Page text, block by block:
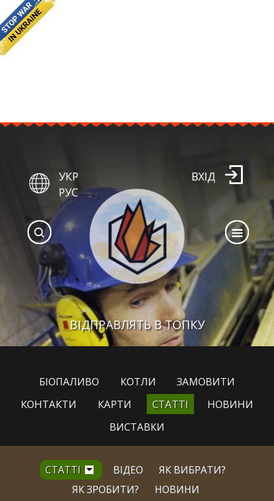
ВІДПРАВЛЯТЬ В ТОПКУ
УКР
РУС
ВХІД
БІОПАЛИВО КОТЛИ
ЗАМОВИТИ
КОНТАКТИ
КАРТИ СТАТТІ
НОВИНИ
ВИСТАВКИ
СТАТТІ ВІДЕО
ЯК ВИБРАТИ?
ЯК ЗРОБИТИ?
НОВИНИ